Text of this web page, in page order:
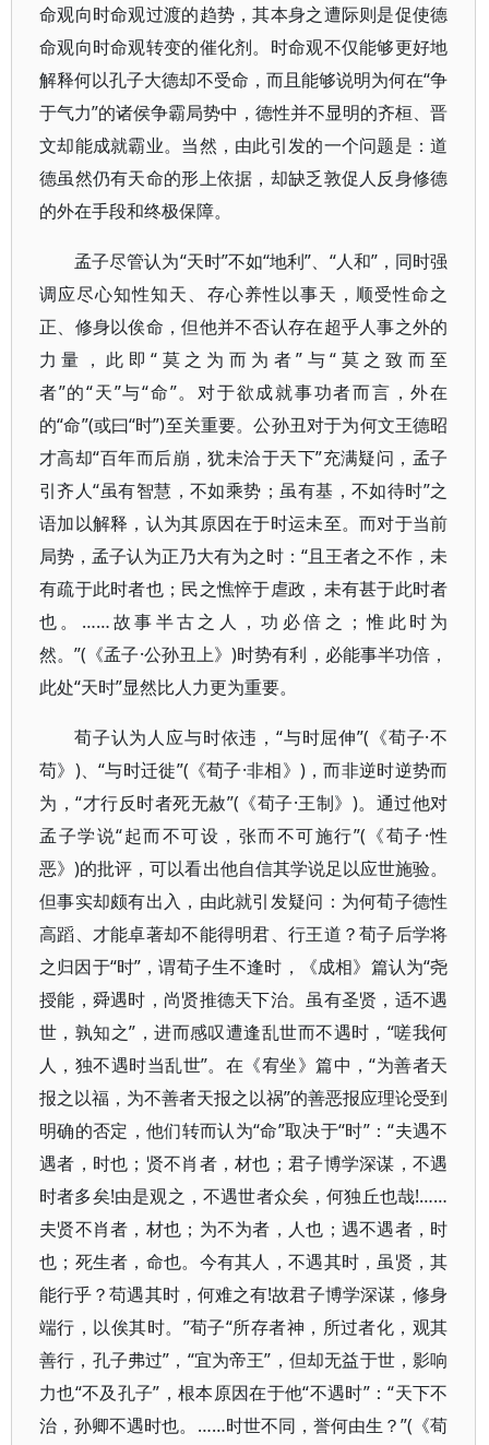
命观向时命观过渡的趋势，其本身之遭际则是促使德
命观向时命观转变的催化剂。时命观不仅能够更好地
解释何以孔子大德却不受命，而且能够说明为何在“争
于气力”的诸侯争霸局势中，德性并不显明的齐桓、晋
文却能成就霸业。当然，由此引发的一个问题是：道
德虽然仍有天命的形上依据，却缺乏敦促人反身修德
的外在手段和终极保障。
孟子尽管认为“天时”不如“地利”、“人和”，同时强
调应尽心知性知天、存心养性以事天，顺受性命之
正、修身以俟命，但他并不否认存在超乎人事之外的
力量，此即“莫之为而为者”与“莫之致而至
者”的“天”与“命”。对于欲成就事功者而言，外在
的“命”(或曰“时”)至关重要。公孙丑对于为何文王德昭
才高却“百年而后崩，犹未洽于天下”充满疑问，孟子
引齐人“虽有智慧，不如乘势；虽有基，不如待时”之
语加以解释，认为其原因在于时运未至。而对于当前
局势，孟子认为正乃大有为之时：“且王者之不作，未
有疏于此时者也；民之憔悴于虐政，未有甚于此时者
也。……故事半古之人，功必倍之；惟此时为
然。”(《孟子·公孙丑上》)时势有利，必能事半功倍，
此处“天时”显然比人力更为重要。
荀子认为人应与时依违，“与时屈伸”(《荀子·不
苟》)、“与时迁徙”(《荀子·非相》)，而非逆时逆势而
为，“才行反时者死无赦”(《荀子·王制》)。通过他对
孟子学说“起而不可设，张而不可施行”(《荀子·性
恶》)的批评，可以看出他自信其学说足以应世施验。
但事实却颇有出入，由此就引发疑问：为何荀子德性
高蹈、才能卓著却不能得明君、行王道？荀子后学将
之归因于“时”，谓荀子生不逢时，《成相》篇认为“尧
授能，舜遇时，尚贤推德天下治。虽有圣贤，适不遇
世，孰知之”，进而感叹遭逢乱世而不遇时，“嗟我何
人，独不遇时当乱世”。在《宥坐》篇中，“为善者天
报之以福，为不善者天报之以祸”的善恶报应理论受到
明确的否定，他们转而认为“命”取决于“时”：“夫遇不
遇者，时也；贤不肖者，材也；君子博学深谋，不遇
时者多矣!由是观之，不遇世者众矣，何独丘也哉!……
夫贤不肖者，材也；为不为者，人也；遇不遇者，时
也；死生者，命也。今有其人，不遇其时，虽贤，其
能行乎？苟遇其时，何难之有!故君子博学深谋，修身
端行，以俟其时。”荀子“所存者神，所过者化，观其
善行，孔子弗过”，“宜为帝王”，但却无益于世，影响
力也“不及孔子”，根本原因在于他“不遇时”：“天下不
治，孙卿不遇时也。……时世不同，誉何由生？”(《荀